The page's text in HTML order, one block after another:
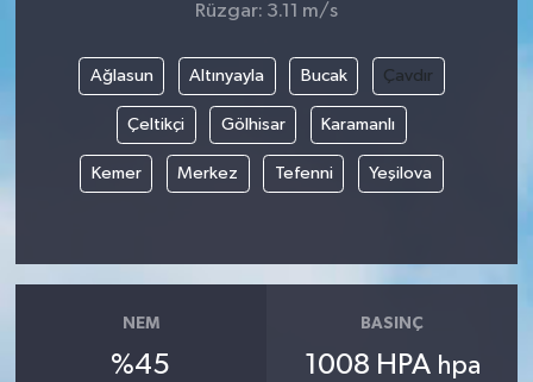
Rüzgar: 3.11 m/s
Ağlasun Altınyayla Bucak Çavdır
Çeltikçi Gölhisar Karamanlı
Kemer Merkez Tefenni Yeşilova
NEM
%45
BASINÇ
1008 HPA hpa